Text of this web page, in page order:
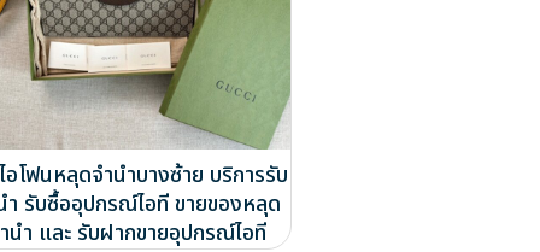
อโฟนหลุดจำนำบางซ้าย บริการรับ
ำ รับซื้ออุปกรณ์ไอที ขายของหลุด
นำ และ รับฝากขายอุปกรณ์ไอที